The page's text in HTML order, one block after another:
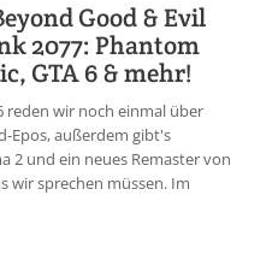
Good & Evil
2077: Phantom
GTA 6 & mehr!
reden wir noch einmal über
Epos, außerdem gibt's
2 und ein neues Remaster von
wir sprechen müssen. Im